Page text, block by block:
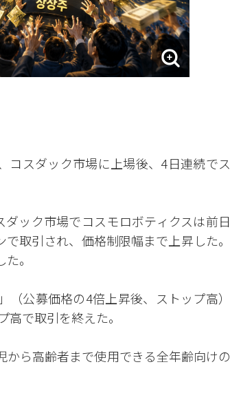
コスダック市場に上場後、4日連続でス
ック市場でコスモロボティクスは前日
取引され、価格制限幅まで上昇した。
。
公募価格の4倍上昇後、ストップ高）
で取引を終えた。
ら高齢者まで使用できる全年齢向けの